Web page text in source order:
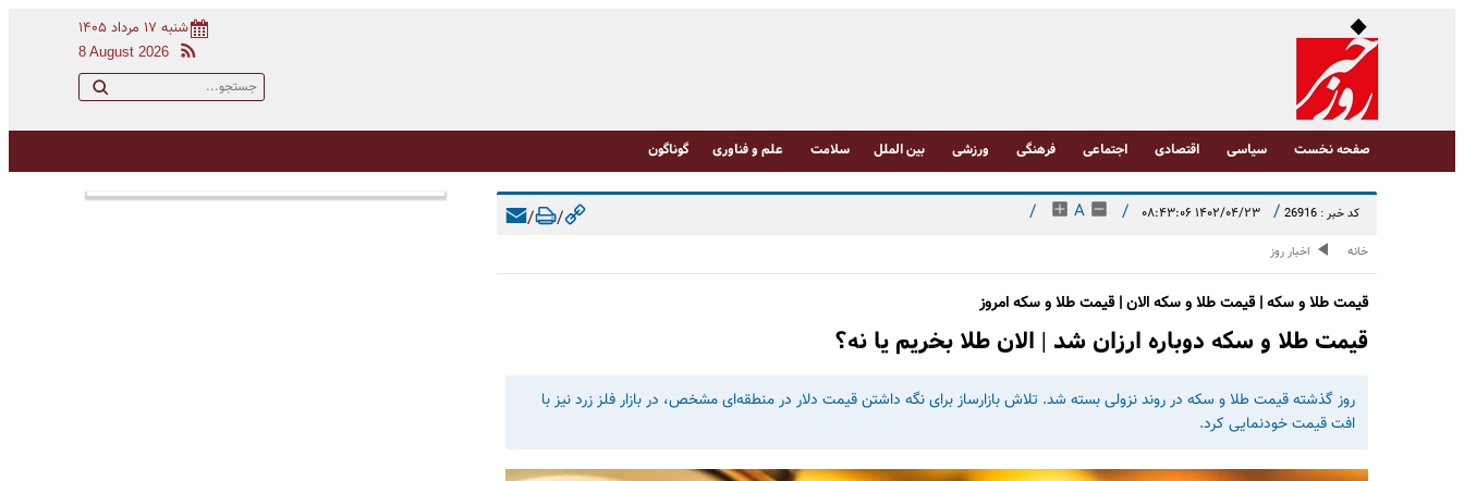
شنبه ۱۷ مرداد ۱۴۰۵
8 August 2026
صفحه نخست سیاسی اقتصادی اجتماعی فرهنگی ورزشی بین الملل سلامت علم و فناوری گوناگون
کد خبر : 26916 / ۱۴۰۲/۰۴/۲۳ ۰۸:۴۳:۰۶ /
A
/
/
/
خانه اخبار روز
قیمت طلا و سکه | قیمت طلا و سکه الان | قیمت طلا و سکه امروز
قیمت طلا و سکه دوباره ارزان شد | الان طلا بخریم یا نه؟
روز گذشته قیمت طلا و سکه در روند نزولی بسته شد. تلاش بازارساز برای نگه داشتن قیمت دلار در منطقه‌ای مشخص، در بازار فلز زرد نیز با
افت قیمت خودنمایی کرد.